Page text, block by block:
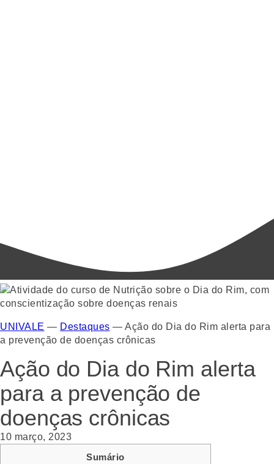
UNIVALE — Destaques — Ação do Dia do Rim alerta para
a prevenção de doenças crônicas
Ação do Dia do Rim alerta
para a prevenção de
doenças crônicas
10 março, 2023
Sumário